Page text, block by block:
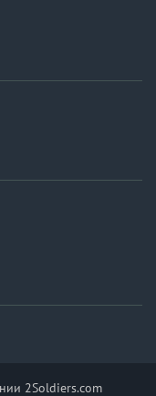
2Soldiers.com